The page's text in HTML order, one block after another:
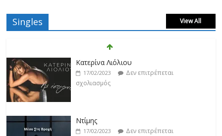
Singles View All
Κατερίνα Λιόλιου
17/02/2023
Δεν επιτρέπεται
σχολιασμός
Ντίμης
17/02/2023
Δεν επιτρέπεται